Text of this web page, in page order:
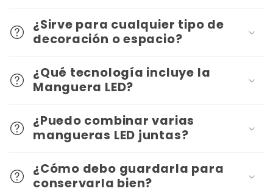
¿Sirve para cualquier tipo de
decoración o espacio?
¿Qué tecnología incluye la
Manguera LED?
¿Puedo combinar varias
mangueras LED juntas?
¿Cómo debo guardarla para
conservarla bien?